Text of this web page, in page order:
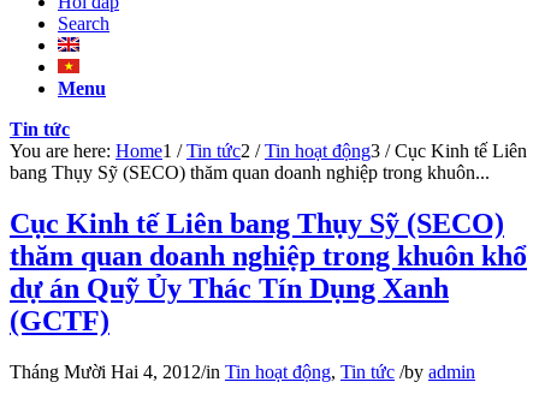
Search
Menu
Tin tức
You are here: Home1 / Tin tức2 / Tin hoạt động3 / Cục Kinh tế Liên
bang Thụy Sỹ (SECO) thăm quan doanh nghiệp trong khuôn...
Cục Kinh tế Liên bang Thụy Sỹ (SECO)
thăm quan doanh nghiệp trong khuôn khổ
dự án Quỹ Ủy Thác Tín Dụng Xanh
(GCTF)
Tháng Mười Hai 4, 2012/in Tin hoạt động, Tin tức /by admin